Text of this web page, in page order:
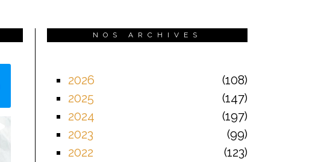
NOS ARCHIVES
2026
108
2025
147
2024
197
2023
99
2022
123